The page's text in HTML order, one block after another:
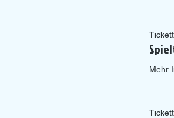
Mehr